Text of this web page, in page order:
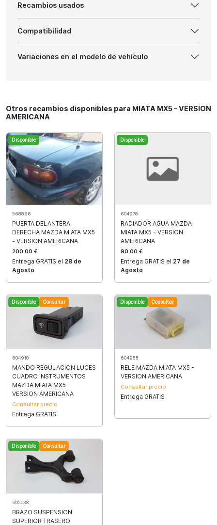
Recambios usados
Compatibilidad
Variaciones en el modelo de vehículo
Otros recambios disponibles para MIATA MX5 - VERSION
AMERICANA
Disponible
568866
PUERTA DELANTERA
DERECHA MAZDA MIATA MX5
- VERSION AMERICANA
200,00 €
Entrega GRATIS el 28 de
Agosto
Disponible
604978
RADIADOR AGUA MAZDA
MIATA MX5 - VERSION
AMERICANA
90,00 €
Entrega GRATIS el 27 de
Agosto
Disponible Consultar
604918
MANDO REGULACION LUCES
CUADRO INSTRUMENTOS
MAZDA MIATA MX5 -
VERSION AMERICANA
Consultar precio
Entrega GRATIS
Disponible Consultar
604955
RELE MAZDA MIATA MX5 -
VERSION AMERICANA
Consultar precio
Entrega GRATIS
Disponible Consultar
605038
BRAZO SUSPENSION
SUPERIOR TRASERO